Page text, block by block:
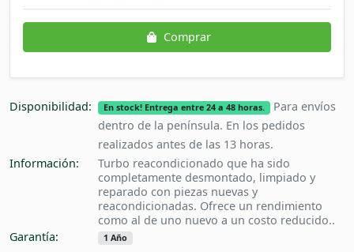
Comprar
Disponibilidad: En stock! Entrega entre 24 a 48 horas.
Para envíos
dentro de la península. En los pedidos
realizados antes de las 13 horas.
Información:
Turbo reacondicionado que ha sido
completamente desmontado, limpiado y
reparado con piezas nuevas y
reacondicionadas. Ofrece un rendimiento
como al de uno nuevo a un costo reducido..
Garantía:
1 Año